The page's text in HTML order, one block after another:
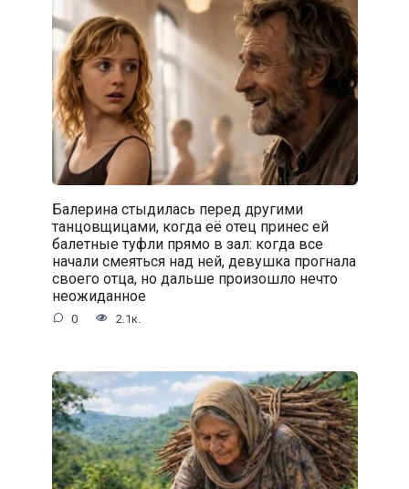
Балерина стыдилась перед другими
танцовщицами, когда её отец принес ей
балетные туфли прямо в зал: когда все
начали смеяться над ней, девушка прогнала
своего отца, но дальше произошло нечто
неожиданное
0 2.1к.